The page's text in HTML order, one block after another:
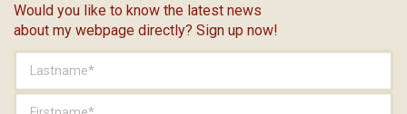
Would you like to know the latest news
about my webpage directly? Sign up now!